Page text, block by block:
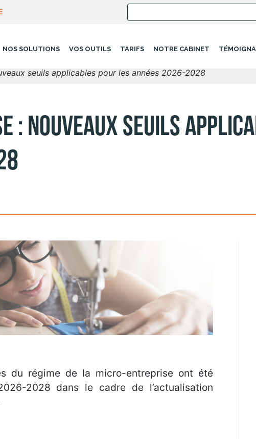
NOS SOLUTIONS VOS OUTILS TARIFS NOTRE CABINET
seuils applicables pour les années 2026-2028
: nouveaux seuils
du régime de la micro-entreprise ont été
2028 dans le cadre de l’actualisation